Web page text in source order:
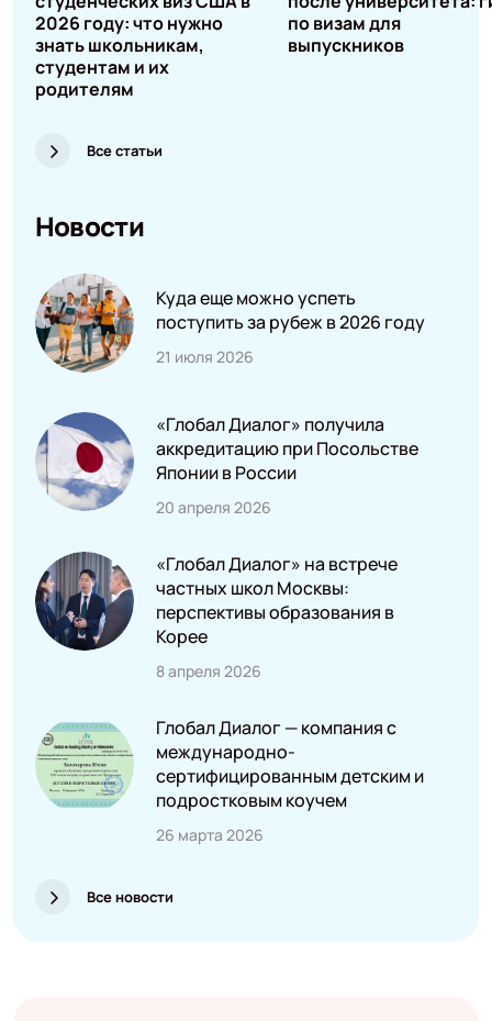
2026 году: что нужно
знать школьникам,
студентам и их
родителям
по визам для
выпускников
Все статьи
Новости
Куда еще можно успеть
поступить за рубеж в 2026 году
21 июля 2026
«Глобал Диалог» получила
аккредитацию при Посольстве
Японии в России
20 апреля 2026
«Глобал Диалог» на встрече
частных школ Москвы:
перспективы образования в
Корее
8 апреля 2026
Глобал Диалог — компания с
международно-
сертифицированным детским и
подростковым коучем
26 марта 2026
Все новости